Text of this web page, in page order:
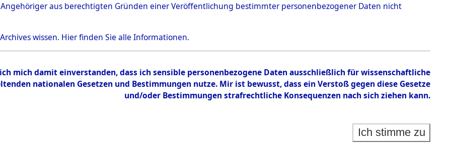
Übergeordnetes
Nordrhein-Westfalen
Inhalt
Zur Übersicht
Angehöriger aus berechtigten Gründen einer Veröffentlichung bestimmter personenbezogener Daten nicht
wissen. Hierfinden Sie alle Informationen.
mich damit einverstanden, dass ich sensible personenbezogene Daten ausschließlich für wissenschaftliche
nationalen Gesetzen und Bestimmungen nutze. Mir ist bewusst, dass ein Verstoß gegen diese Gesetze
und/oder Bestimmungen strafrechtliche Konsequenzen nach sich ziehen kann.
Ich stimme zu